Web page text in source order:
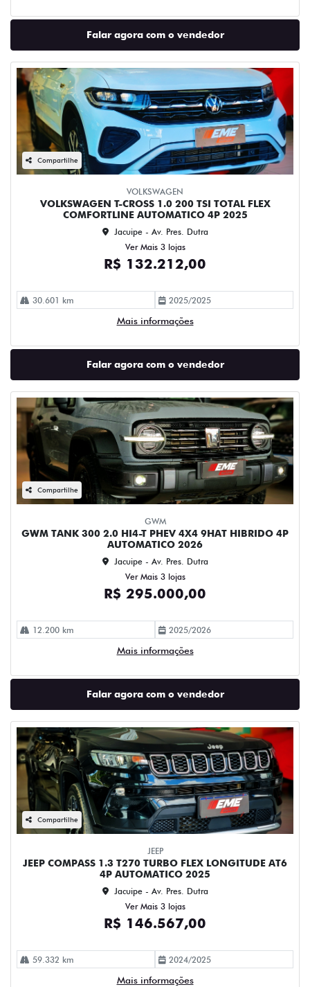
Falar agora com o vendedor
Compartilhe
VOLKSWAGEN
VOLKSWAGEN T-CROSS 1.0 200 TSI TOTAL FLEX
COMFORTLINE AUTOMATICO 4P 2025
Jacuipe - Av. Pres. Dutra
Ver Mais 3 lojas
R$ 132.212,00
30.601 km 2025/2025
Mais informações
Falar agora com o vendedor
Compartilhe
GWM
GWM TANK 300 2.0 HI4-T PHEV 4X4 9HAT HIBRIDO 4P
AUTOMATICO 2026
Jacuipe - Av. Pres. Dutra
Ver Mais 3 lojas
R$ 295.000,00
12.200 km 2025/2026
Mais informações
Falar agora com o vendedor
Compartilhe
JEEP
JEEP COMPASS 1.3 T270 TURBO FLEX LONGITUDE AT6
4P AUTOMATICO 2025
Jacuipe - Av. Pres. Dutra
Ver Mais 3 lojas
R$ 146.567,00
59.332 km 2024/2025
Mais informações